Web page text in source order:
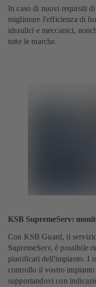
In caso di nuovi requisiti
migliorare l'efficienza di
idraulici e meccanici,
tutte le marche.
KSB SupremeServ:
Con KSB Guard, il
SupremeServ, è possibile
pianificati dell'impianto. I
controllo il vostro
supportandovi con